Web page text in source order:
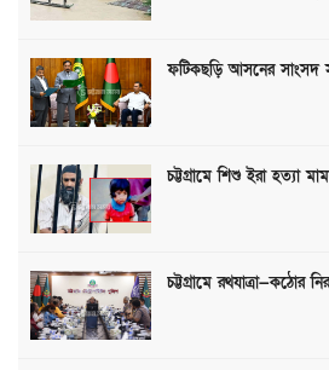
ফটিকছড়ি আসনের সাংসদ
চট্টগ্রামে শিশু ইরা হত্যা
চট্টগ্রামে রথযাত্রা—কঠোর